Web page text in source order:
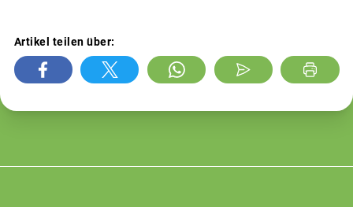
Artikel teilen über: